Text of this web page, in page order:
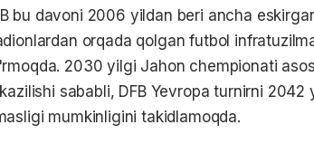
bu davoni 2006 yildan beri ancha
orqada qolgan futbol
2030 yilgi Jahon chempionati
sababli, DFB Yevropa turnirni
mumkinligini takidlamoqda.